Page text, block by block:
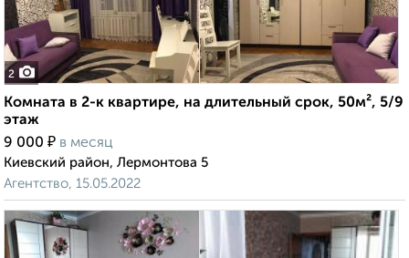
2
Комната в 2-к квартире, на длительный срок, 50м², 5/9
этаж
9 000 ₽ в месяц
Киевский район, Лермонтова 5
Агентство, 15.05.2022